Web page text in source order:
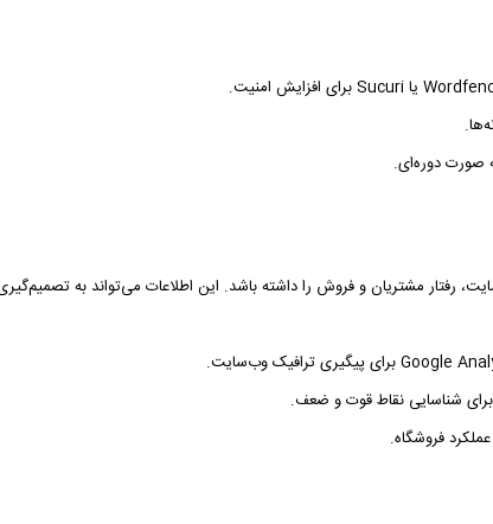
صورت دوره‌ای.
رفتار مشتریان و فروش را داشته باشد. این اطلاعات می‌تواند به
برای شناسایی نقاط قوت و ضعف.
فروشگاه.